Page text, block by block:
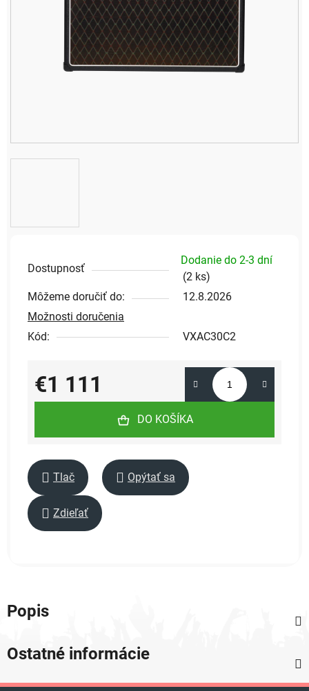
Dostupnosť
Dodanie do 2-3 dní
(2 ks)
Môžeme doručiť do:
12.8.2026
Možnosti doručenia
Kód:
VXAC30C2
€1 111
Jednotková cena:
DO KOŠÍKA
Tlač Opýtať sa
Zdieľať
Popis
Ostatné informácie